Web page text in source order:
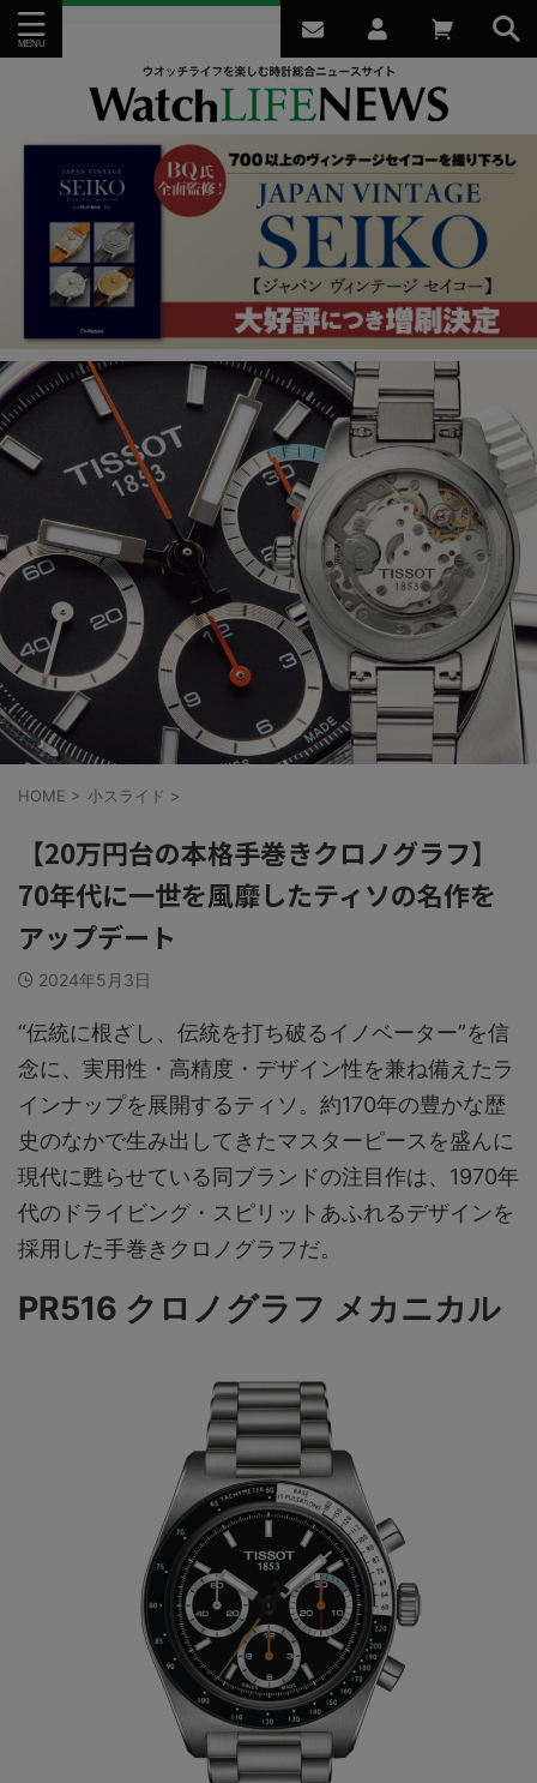
HOME > 小スライド >
【20万円台の本格手巻きクロノグラフ】
70年代に一世を風靡したティソの名作を
アップデート
2024年5月3日
“伝統に根ざし、伝統を打ち破るイノベーター”を信
念に、実用性・高精度・デザイン性を兼ね備えたラ
インナップを展開するティソ。約170年の豊かな歴
史のなかで生み出してきたマスターピースを盛んに
現代に甦らせている同ブランドの注目作は、1970年
代のドライビング・スピリットあふれるデザインを
採用した手巻きクロノグラフだ。
PR516 クロノグラフ メカニカル